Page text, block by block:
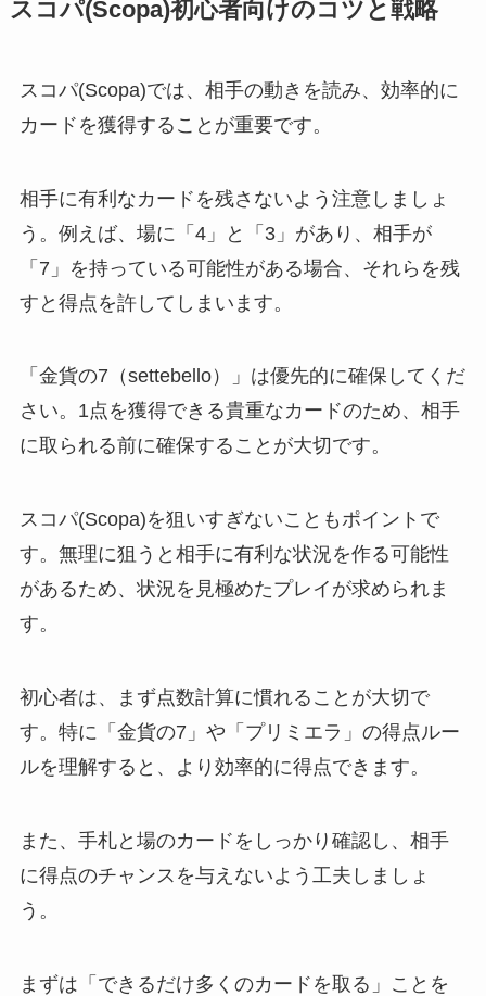
スコパ(Scopa)初心者向けのコツと戦略
スコパ(Scopa)では、相手の動きを読み、効率的に
カードを獲得することが重要です。
相手に有利なカードを残さないよう注意しましょ
う。例えば、場に「4」と「3」があり、相手が
「7」を持っている可能性がある場合、それらを残
すと得点を許してしまいます。
「金貨の7（settebello）」は優先的に確保してくだ
さい。1点を獲得できる貴重なカードのため、相手
に取られる前に確保することが大切です。
スコパ(Scopa)を狙いすぎないこともポイントで
す。無理に狙うと相手に有利な状況を作る可能性
があるため、状況を見極めたプレイが求められま
す。
初心者は、まず点数計算に慣れることが大切で
す。特に「金貨の7」や「プリミエラ」の得点ルー
ルを理解すると、より効率的に得点できます。
また、手札と場のカードをしっかり確認し、相手
に得点のチャンスを与えないよう工夫しましょ
う。
まずは「できるだけ多くのカードを取る」ことを